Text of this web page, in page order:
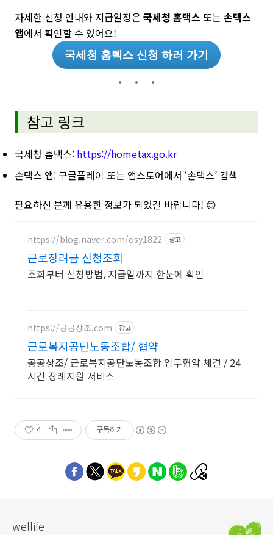
자세한 신청 안내와 지급일정은 국세청 홈택스 또는 손택스
앱에서 확인할 수 있어요!
국세청 홈텍스 신청 하러 가기
참고 링크
국세청 홈택스: https://hometax.go.kr
손택스 앱: 구글플레이 또는 앱스토어에서 ‘손택스’ 검색
필요하신 분께 유용한 정보가 되었길 바랍니다! 😊
https://blog.naver.com/osy1822 광고
근로장려금 신청조회
조회부터 신청방법, 지급일까지 한눈에 확인
https://공공상조.com 광고
근로복지공단노동조합/ 협약
공공상조/ 근로복지공단노동조합 업무협약 체결 / 24
시간 장례지원 서비스
4 구독하기
wellife